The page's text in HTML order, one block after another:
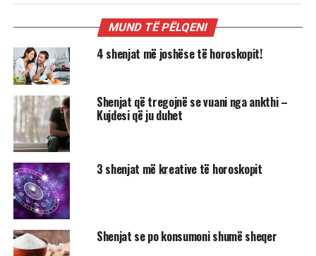
MUND TË PËLQENI
4 shenjat më joshëse të horoskopit!
Shenjat që tregojnë se vuani nga ankthi –
Kujdesi që ju duhet
3 shenjat më kreative të horoskopit
Shenjat se po konsumoni shumë sheqer